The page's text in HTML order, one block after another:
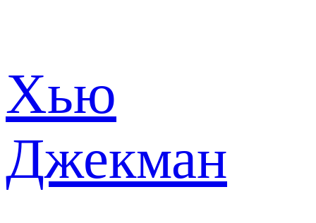
Хью
Джекман